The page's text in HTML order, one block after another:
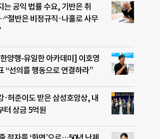
는 공익 법률 수요, 기반은 취
절반은 비정규직·나홀로 사무
양행-유일한 아카데미] 이호영
“선의를 행동으로 연결하라”
·허준이도 받은 삼성호암상, 내
터 상금 5억원